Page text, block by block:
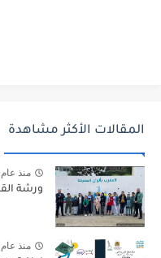
المقالات الأكثر مشاهدة
منذ عام
ورشة
منذ عام